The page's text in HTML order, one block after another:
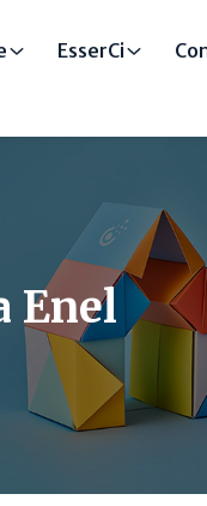
EsserCi
Enel